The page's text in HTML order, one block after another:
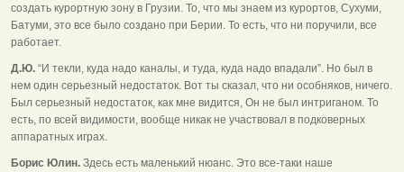
создать курортную зону в Грузии. То, что мы знаем из курортов, Сухуми,
Батуми, это все было создано при Берии. То есть, что ни поручили, все
работает.
Д.Ю. “И текли, куда надо каналы, и туда, куда надо впадали”. Но был в
нем один серьезный недостаток. Вот ты сказал, что ни особняков, ничего.
Был серьезный недостаток, как мне видится, Он не был интриганом. То
есть, по всей видимости, вообще никак не участвовал в подковерных
аппаратных играх.
Борис Юлин. Здесь есть маленький нюанс. Это все-таки наше